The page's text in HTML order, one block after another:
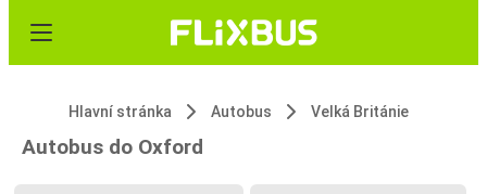
Hlavní stránka Autobus Velká Británie
Autobus do Oxford